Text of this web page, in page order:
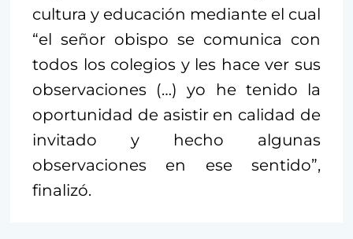
cultura y educación mediante el cual
“el señor obispo se comunica con
todos los colegios y les hace ver sus
observaciones (…) yo he tenido la
oportunidad de asistir en calidad de
invitado y hecho algunas
observaciones en ese sentido”,
finalizó.